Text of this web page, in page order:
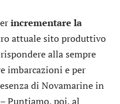
incrementare la
attuale sito produttivo
alla sempre
imbarcazioni e per
di Novamarine in
Puntiamo, poi, al